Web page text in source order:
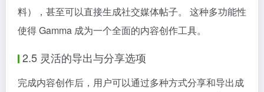
料），甚至可以直接生成社交媒体帖子。 这种多功能性
使得 Gamma 成为一个全面的内容创作工具。
2.5 灵活的导出与分享选项
完成内容创作后，用户可以通过多种方式分享和导出成